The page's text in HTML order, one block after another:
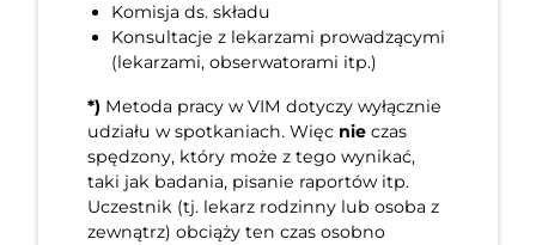
Komisja ds. składu
Konsultacje z lekarzami prowadzącymi
(lekarzami, obserwatorami itp.)
*) Metoda pracy w VIM dotyczy wyłącznie
udziału w spotkaniach. Więc nie czas
spędzony, który może z tego wynikać,
taki jak badania, pisanie raportów itp.
Uczestnik (tj. lekarz rodzinny lub osoba z
zewnątrz) obciąży ten czas osobno